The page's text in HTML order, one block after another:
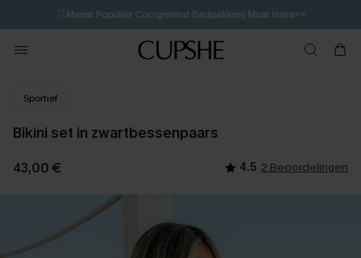
🩱Meest Populair Corrigerend Badpakken| Must Have>>
💌Abonneer je & ontvang tot 15% korting>>
Koop 3, krijg 15% korting | CODE: SW15
Sportief
Bikini set in zwartbessenpaars
43,00 € 4.5 2 Beoordelingen